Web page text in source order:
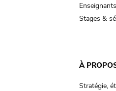
Enseignants
Stages &
À
Stratégie,